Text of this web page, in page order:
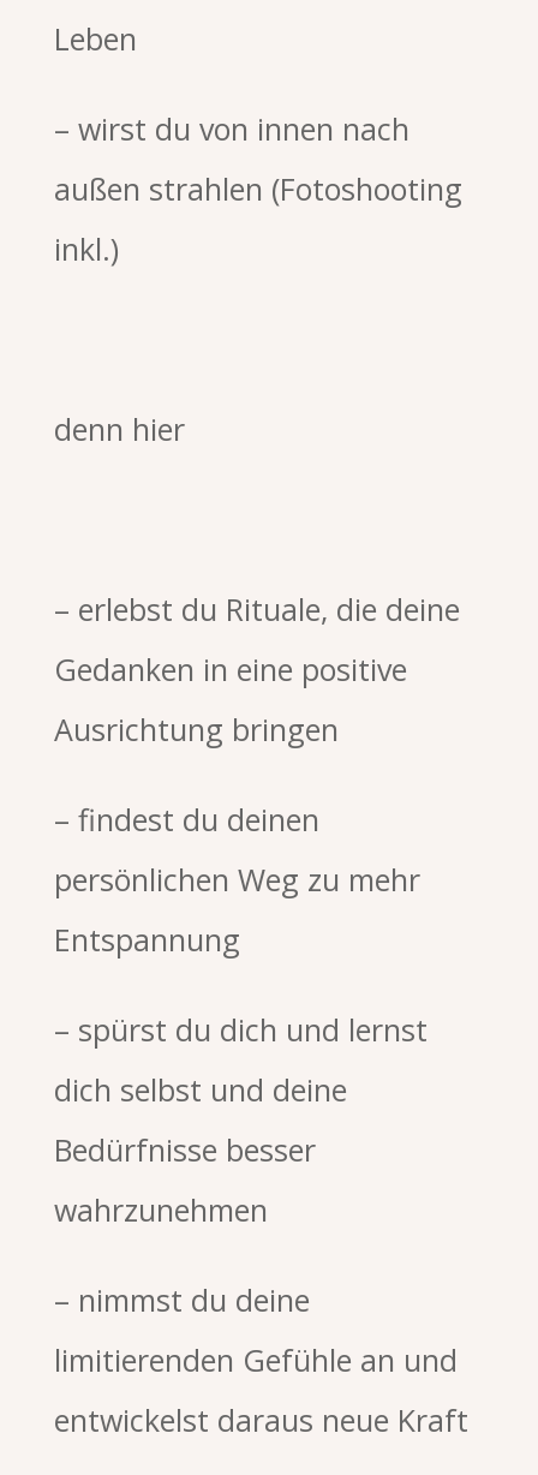
Leben
– wirst du von innen nach
außen strahlen (Fotoshooting
inkl.)
denn hier
– erlebst du Rituale, die deine
Gedanken in eine positive
Ausrichtung bringen
– findest du deinen
persönlichen Weg zu mehr
Entspannung
– spürst du dich und lernst
dich selbst und deine
Bedürfnisse besser
wahrzunehmen
– nimmst du deine
limitierenden Gefühle an und
entwickelst daraus neue Kraft